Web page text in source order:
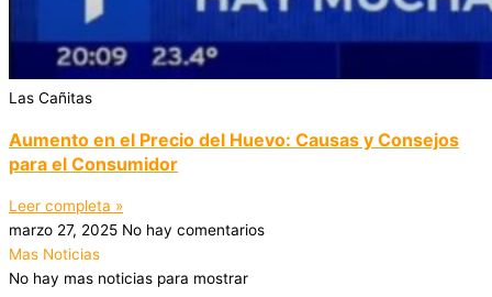
Las Cañitas
Aumento en el Precio del Huevo: Causas y Consejos
para el Consumidor
Leer completa »
marzo 27, 2025 No hay comentarios
Mas Noticias
No hay mas noticias para mostrar